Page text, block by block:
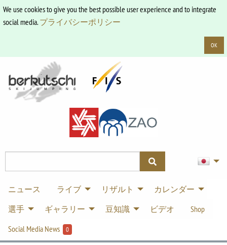
We use cookies to give you the best possible user experience and to integrate
social media.プライバシーポリシー
OK
ニュース ライブ リザルト
カレンダー
選手
ギャラリー 豆知識 ビデオ
Shop
Social Media News
0